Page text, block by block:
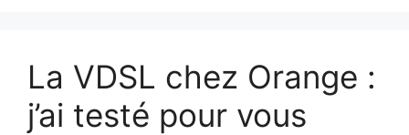
La VDSL chez Orange :
j’ai testé pour vous